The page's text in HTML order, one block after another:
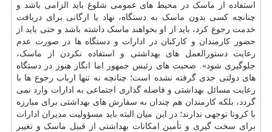
استفاده از ماسک در محیط های عمومی شلوغ باید الزامی باشد و
چنانچه کسی بدون ماسک به دستگاه، نهاد یا ارگانی برای دریافت
خدمت رجوع کرد، باید از او بخواهند ماسک داشته باشد و حتی باید از
حضور کارمندان و کارکنان در ادارات و دستگاه ها در صورت عدم
رعایت دستورالعمل های بهداشتی و استفاده نکردن از ماسک،
جلوگیری شود». صحبت های رئیس جمهور اما انگار هنوز در دستگاه
های دولتی جدی گرفته نشده است؛ چنانچه نه تنها ارباب رجوع ها با
رعایت مسائل بهداشتی و فاصله گذاری اجتماعی به ادارات وارد نمی
گردد، بلکه کارمندان هم چندان به سفارش های بهداشتی برای مبارزه
با کرونا توجهی ندارند؛ در این میان البته باید مسؤولیت مدیران ادارات
برای سخت گیری و تأمین امکانات بهداشتی از قبیل ماسک و تغییر